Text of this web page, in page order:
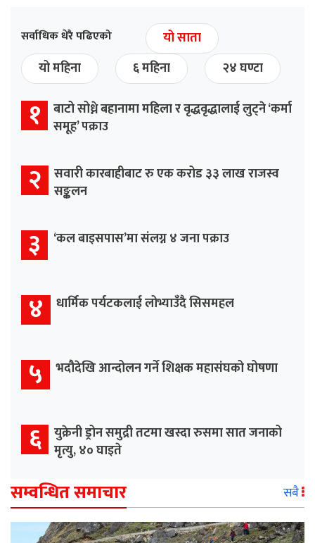
सर्वाधिक धेरै पढिएको
यो साता
यो महिना
६ महिना २४ घण्टा
१ बाटो सोध्ने बहानामा महिला र वृद्धवृद्धालाई लुट्ने ‘कर्मा
समूह’ पक्राउ
२ सवारी कारबाहीबाट रु एक करोड ३३ लाख राजस्व
सङ्कलन
३ ‘कल बाइसपास’मा संलग्न ४ जना पक्राउ
४ धार्मिक पर्यटकलाई लोभ्याउँदै सिसमहल
५ भदौदेखि आन्दोलन गर्ने शिक्षक महासंघको घोषणा
६ युक्रेनी ड्रोन समुद्री तटमा खस्दा रुसमा सात जनाको
मृत्यु, ४० घाइते
सम्वन्धित समाचार सबै